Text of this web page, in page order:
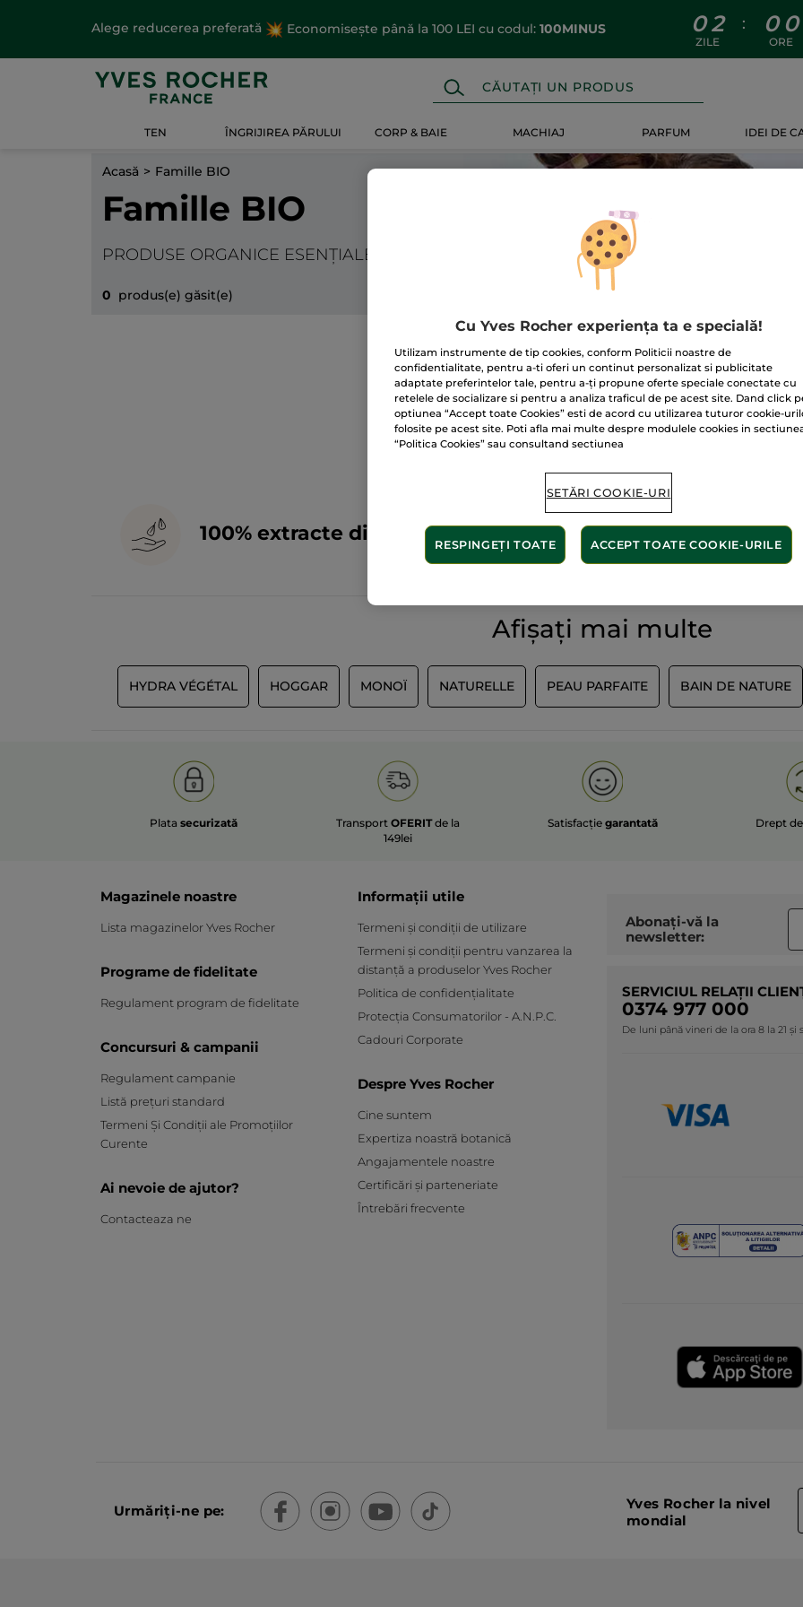
Alege reducerea preferată Economisește până la 100 LEI cu codul: 100MINUS 0 2
ZILE
: 0 0
ORE
TEN ÎNGRIJIREA PĂRULUI CORP & BAIE MACHIAJ PARFUM IDEI DE
Acasă Famille BIO
Famille BIO
PRODUSE ORGANICE ESENȚIALE PENTRU ÎNTREAGA FAMILIE
0 produs(e) găsit(e)
100% extracte din plante 60 de hectarede
terenuri pe care se
Afișați mai multe
HYDRA VÉGÉTAL HOGGAR MONOÏ NATURELLE PEAU PARFAITE BAIN DE NATURE
Plata securizată Transport OFERITde la
149lei
Satisfacțiegarantată Drept de
Magazinele noastre
Lista magazinelor Yves Rocher
Programe de fidelitate
Regulament program de fidelitate
Concursuri & campanii
Regulament campanie
Listă prețuri standard
Termeni Și Condiții ale Promoțiilor
Curente
Ai nevoie de ajutor?
Contacteaza ne
Informații utile
Termeni și condiții de utilizare
Termeni și condiții pentru vanzarea la
distanță a produselor Yves Rocher
Politica de confidențialitate
Protecția Consumatorilor - A.N.P.C.
Cadouri Corporate
Despre Yves Rocher
Cine suntem
Expertiza noastră botanică
Angajamentele noastre
Certificări și parteneriate
Întrebări frecvente
Abonați-vă la
newsletter:
SERVICIUL RELAȚII
0374 977 000
De luni până vineri de la ora 8 la 21 și
Urmăriți-ne pe:
Yves Rocher la nivel
mondial
Cu Yves Rocher experiența ta e specială!
Utilizam instrumente de tip cookies, conform Politicii noastre de
confidentialitate, pentru a-ti oferi un continut personalizat si publicitate
adaptate preferintelor tale, pentru a-ți propune oferte speciale conectate cu
retelele de socializare si pentru a analiza traficul de pe acest site. Dand click
optiunea “Accept toate Cookies” esti de acord cu utilizarea tuturor cookie-
folosite pe acest site. Poti afla mai multe despre modulele cookies in
“Politica Cookies” sau consultand sectiunea
SETĂRI COOKIE-URI
RESPINGEȚI TOATE ACCEPT TOATE COOKIE-URILE